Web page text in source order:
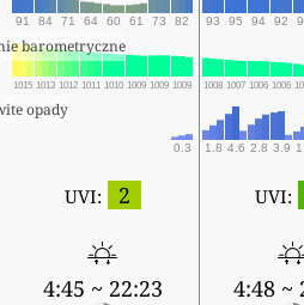
91 84 71 64 60 61 73 82 93 95 94 92
barometryczne
1015 1013 1012 1011 1010 1009 1009 1009 1008 1007 1006 1006
opady
0.3 1.8 4.6 2.8 3.9
UVI: 2
4:45 ~ 22:23
UVI:
4:48 ~